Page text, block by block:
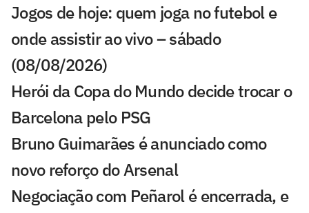
Jogos de hoje: quem joga no futebol e
onde assistir ao vivo – sábado
(08/08/2026)
Herói da Copa do Mundo decide trocar o
Barcelona pelo PSG
Bruno Guimarães é anunciado como
novo reforço do Arsenal
Negociação com Peñarol é encerrada, e